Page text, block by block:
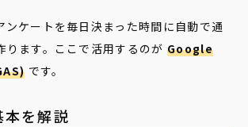
ンケートを毎日決まった時間に自動で通
ります。ここで活用するのがGoogle
です。
本を解説